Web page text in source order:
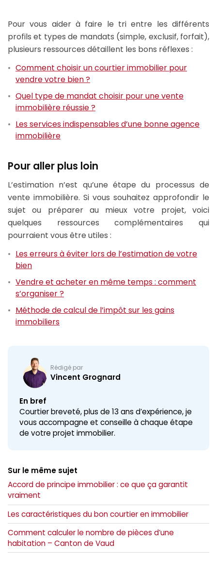
Pour vous aider à faire le tri entre les différents
profils et types de mandats (simple, exclusif, forfait),
plusieurs ressources détaillent les bons réflexes :
Comment choisir un courtier immobilier pour
vendre votre bien ?
Quel type de mandat choisir pour une vente
immobilière réussie ?
Les services indispensables d’une bonne agence
immobilière
Pour aller plus loin
L’estimation n’est qu’une étape du processus de
vente immobilière. Si vous souhaitez approfondir le
sujet ou préparer au mieux votre projet, voici
quelques ressources complémentaires qui
pourraient vous être utiles :
Les erreurs à éviter lors de l’estimation de votre
bien
Vendre et acheter en même temps : comment
s’organiser ?
Méthode de calcul de l’impôt sur les gains
immobiliers
Rédigé par
Vincent Grognard
En bref
Courtier breveté, plus de 13 ans d’expérience, je
vous accompagne et conseille à chaque étape
de votre projet immobilier.
Sur le même sujet
Accord de principe immobilier : ce que ça garantit
vraiment
Les caractéristiques du bon courtier en immobilier
Comment calculer le nombre de pièces d’une
habitation – Canton de Vaud